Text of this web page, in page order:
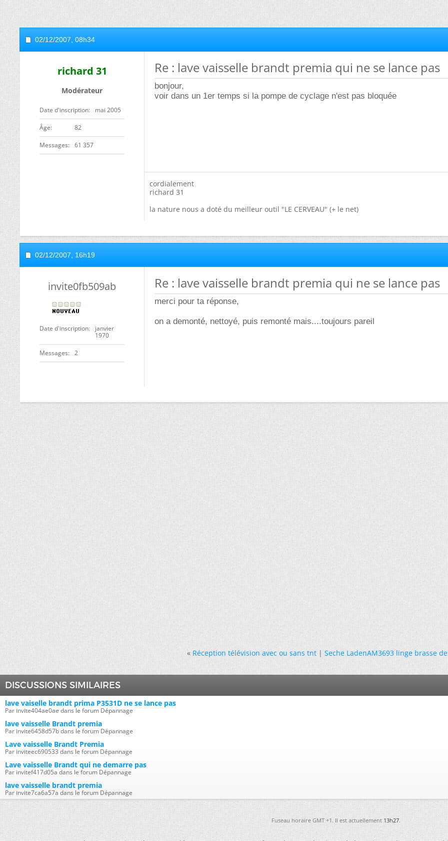
02/12/2007, 08h34
richard 31
Modérateur
Date d'inscription mai 2005
ge 82
Messages 61 357
Re : lave vaisselle brandt premia qui ne se lance pas
bonjour,
voir dans un 1er temps si la pompe de cyclage n'est pas bloquée
cordialement
richard 31
la nature nous a doté du meilleur outil "LE CERVEAU" (+ le net)
02/12/2007, 16h19
invite0fb509ab
Date d'inscription
janvier
1970
Messages 2
Re : lave vaisselle brandt premia qui ne se lance pas
merci pour ta réponse,
on a demonté, nettoyé, puis remonté mais....toujours pareil
« Réception télévision avec ou sans tnt|Seche LadenAM3693 linge brasse
DISCUSSIONS SIMILAIRES
lave vaiselle brandt prima P3531D ne se lance pas
Par invite404ae0ae dans le forum Dépannage
lave vaisselle Brandt premia
Par invite6458d57b dans le forum Dépannage
Lave vaisselle Brandt Premia
Par inviteec690533 dans le forum Dépannage
Lave vaisselle Brandt qui ne demarre pas
Par invitef417d05a dans le forum Dépannage
lave vaisselle brandt premia
Par invite7ca6a57a dans le forum Dépannage
Fuseau horaire GMT +1. Il est actuellement13h27.